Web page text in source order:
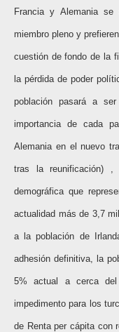
Francia y Alemania
miembro pleno y
cuestión de fondo de la
la pérdida de poder
población pasará a
importancia de cada
Alemania en el nuevo
tras la reunificación)
demográfica que
actualidad más de 3,7
a la población de
adhesión definitiva, la
5% actual a cerca
impedimento para los
de Renta per cápita con